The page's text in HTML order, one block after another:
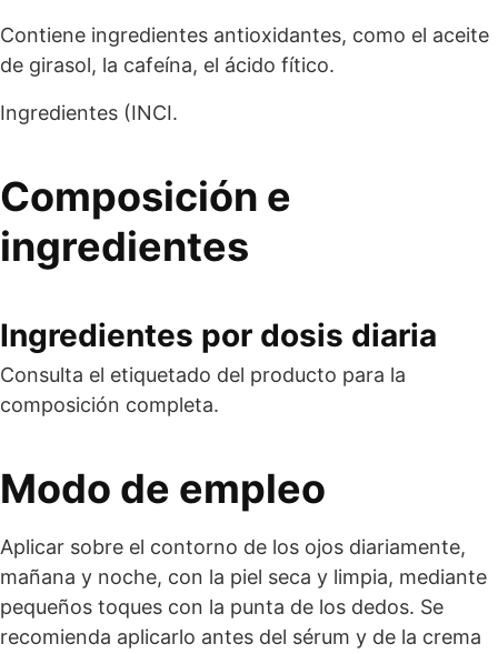
Contiene ingredientes antioxidantes, como el aceite
de girasol, la cafeína, el ácido fítico.
Ingredientes (INCI.
Composición e
ingredientes
Ingredientes por dosis diaria
Consulta el etiquetado del producto para la
composición completa.
Modo de empleo
Aplicar sobre el contorno de los ojos diariamente,
mañana y noche, con la piel seca y limpia, mediante
pequeños toques con la punta de los dedos. Se
recomienda aplicarlo antes del sérum y de la crema